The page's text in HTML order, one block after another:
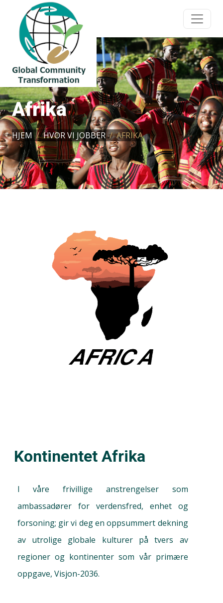
Afrika
HJEM HVOR VI JOBBER AFRIKA
Kontinentet Afrika
I våre frivillige anstrengelser som
ambassadører for verdensfred, enhet og
forsoning; gir vi deg en oppsummert dekning
av utrolige globale kulturer på tvers av
regioner og kontinenter som vår primære
oppgave, Visjon-2036.